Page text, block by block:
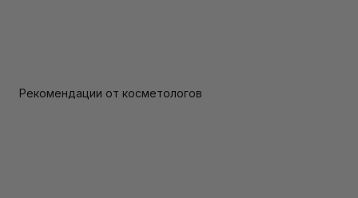
Рекомендации от косметологов